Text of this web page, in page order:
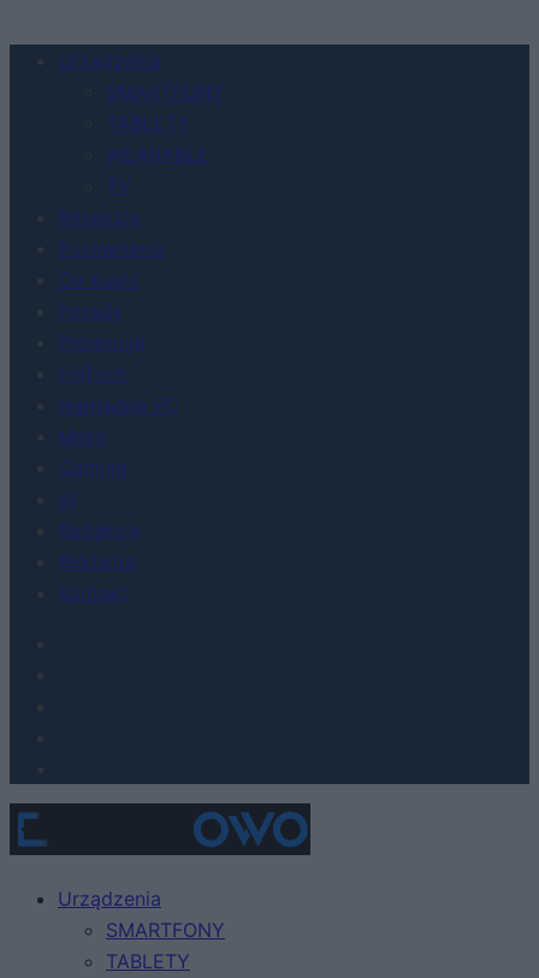
Urządzenia
SMARTFONY
TABLETY
WEARABLE
TV
Recenzje
Porównania
Co kupić
Porady
Promocje
FinTech
Hardware PC
Moto
Gaming
AI
Redakcja
Reklama
Kontakt
Urządzenia
SMARTFONY
TABLETY